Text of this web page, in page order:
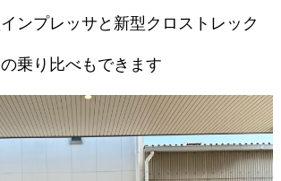
ンプレッサと新型クロストレック
の乗り比べもできます